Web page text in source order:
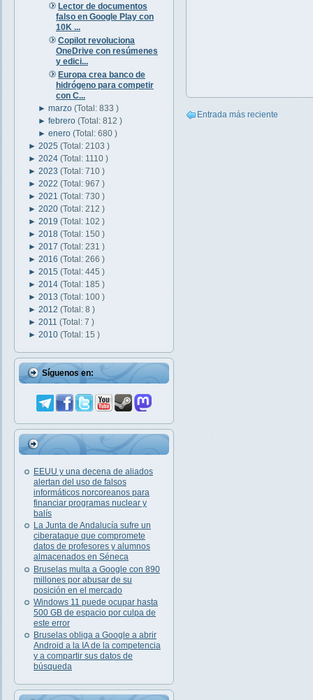
Lector de documentos
falso en Google Play con
10K ...
Copilot revoluciona
OneDrive con resúmenes
y edici...
Europa crea banco de
hidrógeno para competir
con C...
►marzo(Total: 833 )
►febrero(Total: 812 )
►enero(Total: 680 )
► 2025 (Total: 2103 )
► 2024 (Total: 1110 )
► 2023 (Total: 710 )
► 2022 (Total: 967 )
► 2021 (Total: 730 )
► 2020 (Total: 212 )
► 2019 (Total: 102 )
► 2018 (Total: 150 )
► 2017 (Total: 231 )
► 2016 (Total: 266 )
► 2015 (Total: 445 )
► 2014 (Total: 185 )
► 2013 (Total: 100 )
► 2012 (Total: 8 )
► 2011 (Total: 7 )
► 2010 (Total: 15 )
Síguenos en:
EEUU y una decena de aliados
alertan del uso de falsos
informáticos norcoreanos para
financiar programas nuclear y
balís
La Junta de Andalucía sufre un
ciberataque que compromete
datos de profesores y alumnos
almacenados en Séneca
Bruselas multa a Google con 890
millones por abusar de su
posición en el mercado
Windows 11 puede ocupar hasta
500 GB de espacio por culpa de
este error
Bruselas obliga a Google a abrir
Android a la IA de la competencia
y a compartir sus datos de
búsqueda
Entrada más reciente